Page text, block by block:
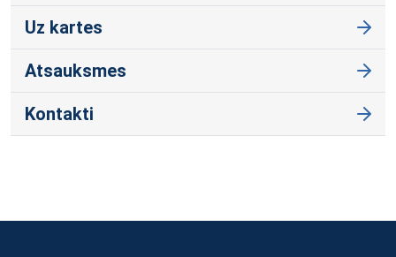
Uz kartes
Atsauksmes
Kontakti